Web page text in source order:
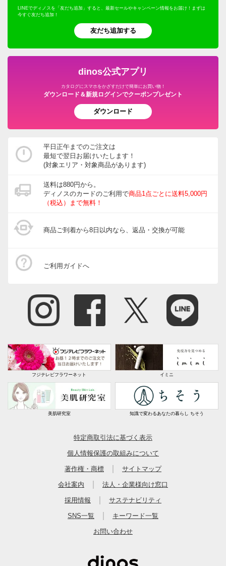
サステナブル
キッチンマット
オーラルケア・デンタルケア
機能性ウェア・雑貨
保存食・非常食
屋外ゴミ箱/保管庫
温室・ビニール温室
ガーデンアーチ・パーゴラ
ウッドデッキ・ジョイントタイルパネル
ガーデン/ソーラーライト・庭用照明
宅配ボックス・郵便ポスト
ガーデニングウェア
玄関・ガレージ周り
ガーデニングツール・庭手入用品
インテリアフラワー
インテリア雑貨・日用品・家電
美容・健康・ダイエット
ガーデニング用品・エクステリア
旅行用品・ホビー・ペット
LINEでディノスを「友だち追加」すると、最新セールやキャンペーン情報をお届け！まずは
今すぐ友だち追加！
友だち追加する
dinos公式アプリ
カタログにスマホをかざすだけで簡単にお買い物！
ダウンロード＆新規ログインでクーポンプレゼント
ダウンロード
平日正午までのご注文は
最短で翌日お届けいたします！
(対象エリア・対象商品があります)
送料は880円から。
ディノスのカードのご利用で商品1点ごとに送料5,000円
（税込）まで無料！
商品ご到着から8日以内なら、返品・交換が可能
ご利用ガイドへ
フジテレビフラワーネット イミニ
美肌研究室 知識で変わるあなたの暮らし ちそう
特定商取引法に基づく表示
個人情報保護の取組みについて
著作権・商標 サイトマップ
会社案内 法人・企業様向け窓口
採用情報 サステナビリティ
SNS一覧 キーワード一覧
お問い合わせ